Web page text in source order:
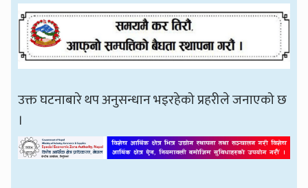
उक्त घटनाबारे थप अनुसन्धान भइरहेको प्रहरीले जनाएको छ
।